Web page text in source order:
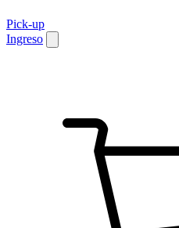
Pick-up
Ingreso